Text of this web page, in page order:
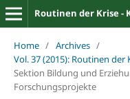
Home / Archives /
Vol. 37 (2015): Routinen der
Sektion Bildung und
Forschungsprojekte